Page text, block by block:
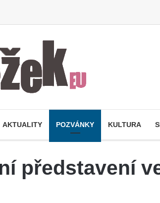
AKTUALITY POZVÁNKY KULTURA
představení